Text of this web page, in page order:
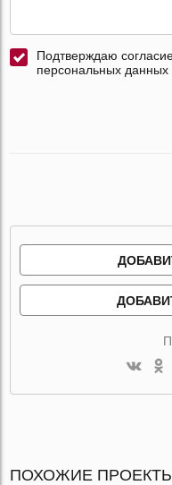
Подтверждаю
персональных данных
ПОХОЖИЕ